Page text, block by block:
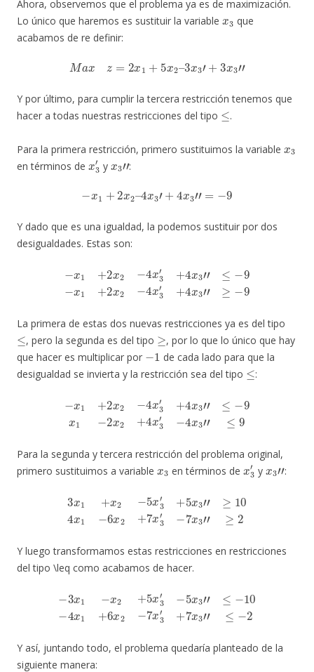
Ahora, observemos que el problema ya es de maximización.
Lo único que haremos es sustituir la variable
x3
que
acabamos de re definir:
M xz =2 x1+ 5 x2–3 x3′+3 x 3″
Y por último, para cumplir la tercera restricción tenemos que
hacer a todas nuestras restricciones del tipo
≤
.
Para la primera restricción, primero sustituimos la variable
en términos de
x3′
y
x3″
:
−x 1+2x2–4x3′+ 4x3″=− 9
Y dado que es una igualdad, la podemos sustituir por dos
desigualdades. Estas son:
− ′ +4x −9− + 2x − x3 4x
La primera de estas dos nuevas restricciones ya es del tipo
≤
, pero la segunda es del tipo
≥
, por lo que lo único que hay
que hacer es multiplicar por
−1
de cada lado para que la
desigualdad se invierta y la restricción sea del tipo
≤
:
2 3′+4 ≤−9 − 2x + x3 4x
Para la segunda y tercera restricción del problema original,
primero sustituimos a variable
x3
en términos de
x3′
y
x3″
:
2− + 5 104 − 6x + x3 −7
Y luego transformamos estas restricciones en restricciones
del tipo \leq como acabamos de hacer.
+5 x − 10− +6 2 7x +7
Y así, juntando todo, el problema quedaría planteado de la
siguiente manera: